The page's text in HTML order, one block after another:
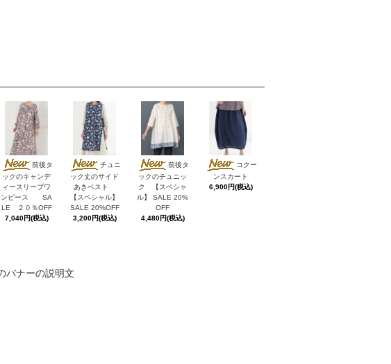
前後タ
ックのキャンデ
ィースリーブワ
ンピース SA
LE ２０％OFF
7,040円(税込)
チュニ
ック丈のサイド
あきベスト
【スペシャル】
SALE 20%OFF
3,200円(税込)
前後タ
ックのチュニッ
ク 【スペシャ
ル】 SALE 20%
OFF
4,480円(税込)
コクー
ンスカート
6,900円(税込)